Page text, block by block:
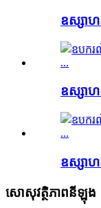
ឧស្សាហ
ឧស្សាហ
ឧស្សាហ
សោសុវត្ថិភាពនីឡុង